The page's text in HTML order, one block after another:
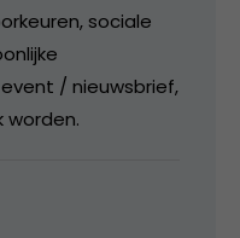
sociale
/ nieuwsbrief,
worden.